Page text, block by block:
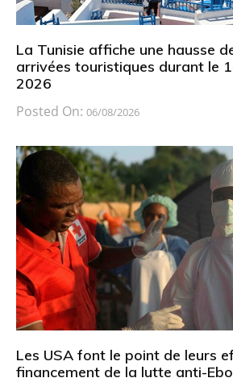
La Tunisie affiche une hausse
arrivées touristiques durant le
2026
Posted On: 06/08/2026
Les USA font le point de leurs
financement de la lutte anti-